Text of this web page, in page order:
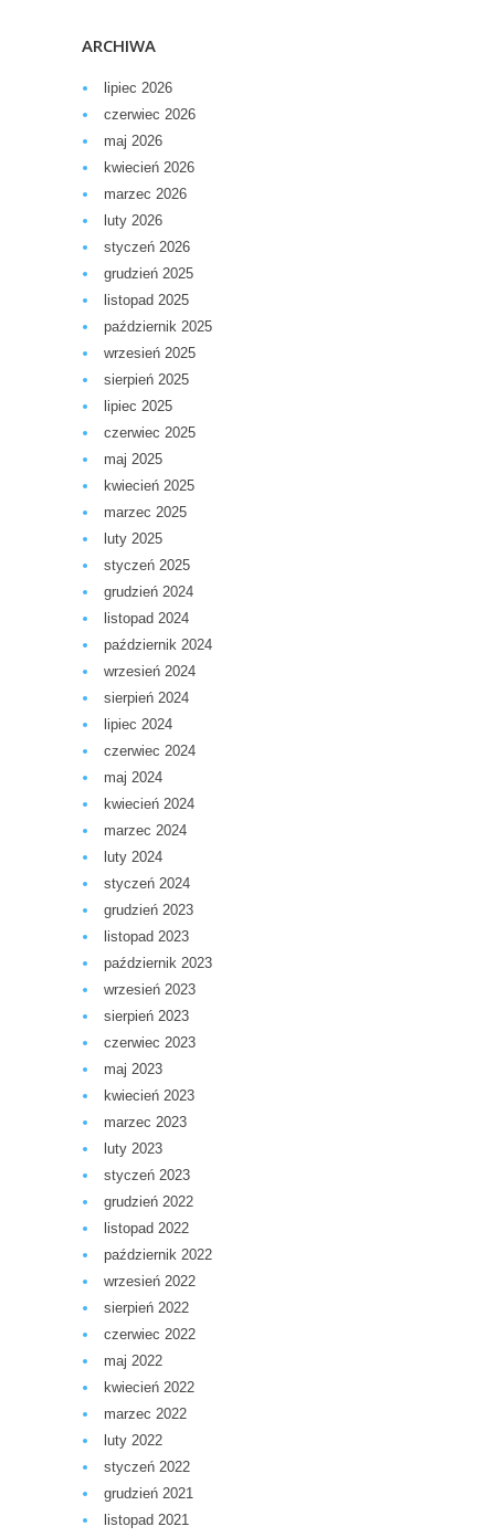
ARCHIWA
lipiec 2026
czerwiec 2026
maj 2026
kwiecień 2026
marzec 2026
luty 2026
styczeń 2026
grudzień 2025
listopad 2025
październik 2025
wrzesień 2025
sierpień 2025
lipiec 2025
czerwiec 2025
maj 2025
kwiecień 2025
marzec 2025
luty 2025
styczeń 2025
grudzień 2024
listopad 2024
październik 2024
wrzesień 2024
sierpień 2024
lipiec 2024
czerwiec 2024
maj 2024
kwiecień 2024
marzec 2024
luty 2024
styczeń 2024
grudzień 2023
listopad 2023
październik 2023
wrzesień 2023
sierpień 2023
czerwiec 2023
maj 2023
kwiecień 2023
marzec 2023
luty 2023
styczeń 2023
grudzień 2022
listopad 2022
październik 2022
wrzesień 2022
sierpień 2022
czerwiec 2022
maj 2022
kwiecień 2022
marzec 2022
luty 2022
styczeń 2022
grudzień 2021
listopad 2021